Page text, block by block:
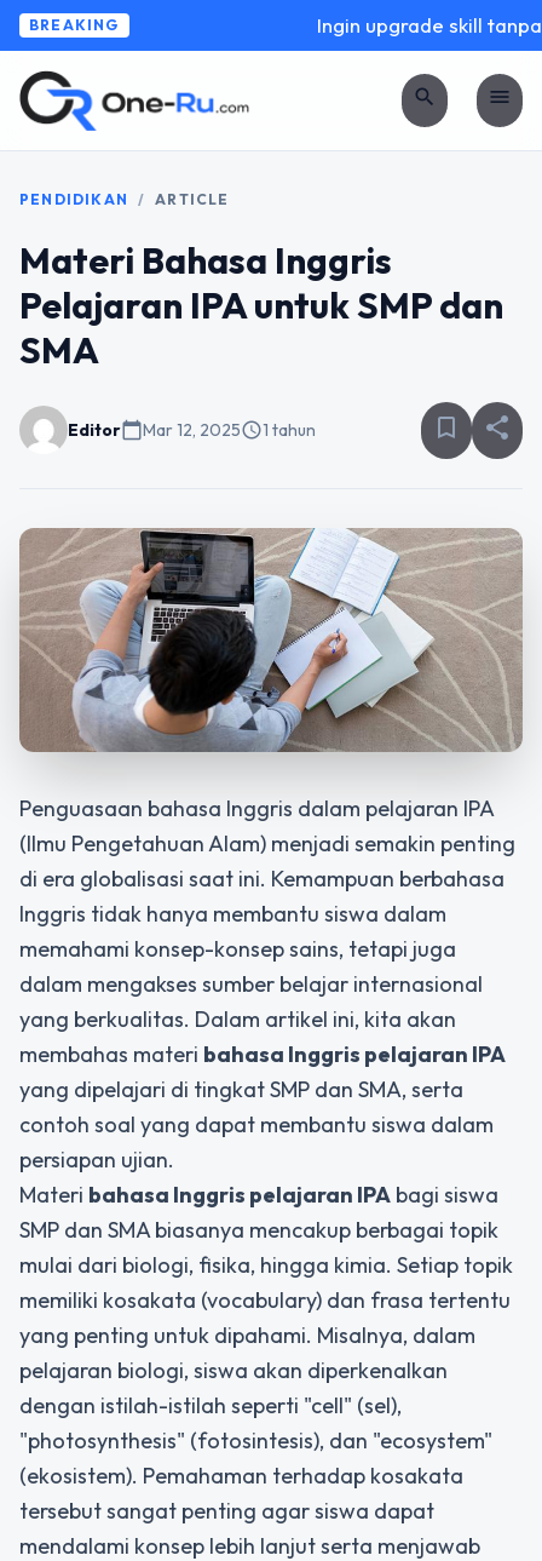
BREAKING Ingin upgrade skill tanpa
search menu
PENDIDIKAN / ARTICLE
Materi Bahasa Inggris
Pelajaran IPA untuk SMP dan
SMA
Editorcalendar_todayMar 12, 2025schedule1 tahun bookmark_border share
Penguasaan bahasa Inggris dalam pelajaran IPA
(Ilmu Pengetahuan Alam) menjadi semakin penting
di era globalisasi saat ini. Kemampuan berbahasa
Inggris tidak hanya membantu siswa dalam
memahami konsep-konsep sains, tetapi juga
dalam mengakses sumber belajar internasional
yang berkualitas. Dalam artikel ini, kita akan
membahas materi bahasa Inggris pelajaran IPA
yang dipelajari di tingkat SMP dan SMA, serta
contoh soal yang dapat membantu siswa dalam
persiapan ujian.
Materi bahasa Inggris pelajaran IPA bagi siswa
SMP dan SMA biasanya mencakup berbagai topik
mulai dari biologi, fisika, hingga kimia. Setiap topik
memiliki kosakata (vocabulary) dan frasa tertentu
yang penting untuk dipahami. Misalnya, dalam
pelajaran biologi, siswa akan diperkenalkan
dengan istilah-istilah seperti "cell" (sel),
"photosynthesis" (fotosintesis), dan "ecosystem"
(ekosistem). Pemahaman terhadap kosakata
tersebut sangat penting agar siswa dapat
mendalami konsep lebih lanjut serta menjawab